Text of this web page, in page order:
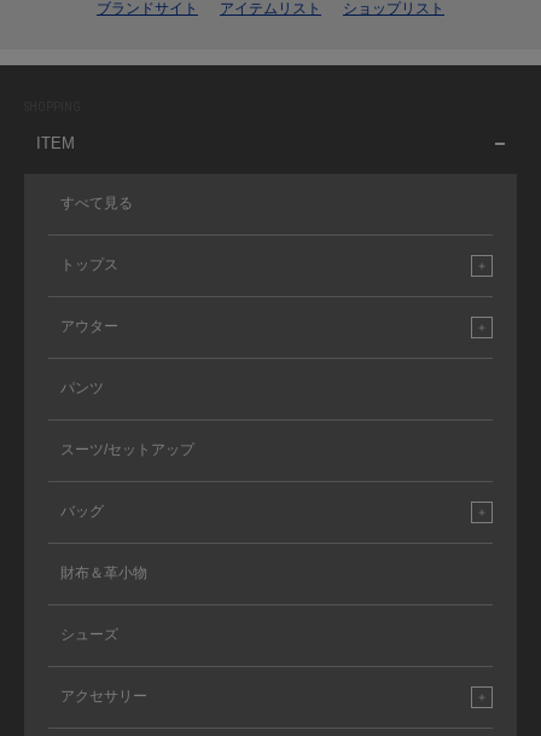
ブランドサイト アイテムリスト ショップリスト
ITEM
すべて見る
トップス
アウター
パンツ
スーツ/セットアップ
バッグ
財布＆革小物
シューズ
アクセサリー